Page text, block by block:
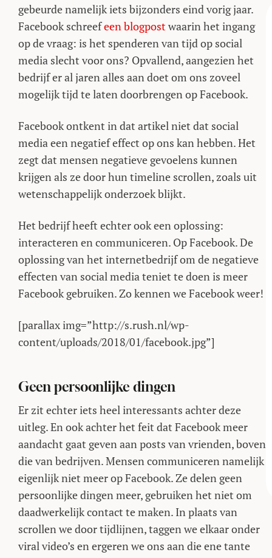
gebeurde namelijk iets bijzonders eind vorig jaar.
Facebook schreefeen blogpostwaarin het ingang
op de vraag: is het spenderen van tijd op social
media slecht voor ons? Opvallend, aangezien het
bedrijf er al jaren alles aan doet om ons zoveel
mogelijk tijd te laten doorbrengen op Facebook.
Facebook ontkent in dat artikel niet dat social
media een negatief effect op ons kan hebben. Het
zegt dat mensen negatieve gevoelens kunnen
krijgen als ze door hun timeline scrollen, zoals uit
wetenschappelijk onderzoek blijkt.
Het bedrijf heeft echter ook een oplossing:
interacteren en communiceren. Op Facebook. De
oplossing van het internetbedrijf om de negatieve
effecten van social media teniet te doen is meer
Facebook gebruiken. Zo kennen we Facebook weer!
[parallax img=”http://s.rush.nl/wp-
content/uploads/2018/01/facebook.jpg”]
Geen persoonlijke dingen
Er zit echter iets heel interessants achter deze
uitleg. En ook achter het feit dat Facebook meer
aandacht gaat geven aan posts van vrienden, boven
die van bedrijven. Mensen communiceren namelijk
eigenlijk niet meer op Facebook. Ze delen geen
persoonlijke dingen meer, gebruiken het niet om
daadwerkelijk contact te maken. In plaats van
scrollen we door tijdlijnen, taggen we elkaar onder
viral video’s en ergeren we ons aan die ene tante